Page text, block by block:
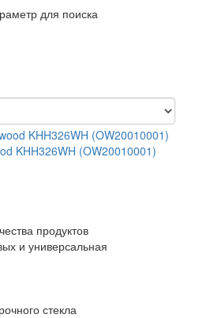
для поиска
KHH326WH (OW20010001)
продуктов
и универсальная
стекла